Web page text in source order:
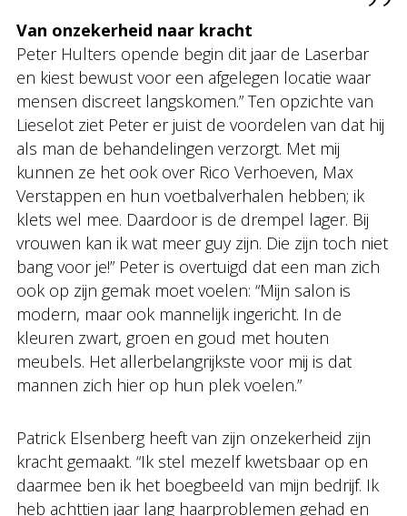
Van onzekerheid naar kracht
Peter Hulters opende begin dit jaar de Laserbar
en kiest bewust voor een afgelegen locatie waar
mensen discreet langskomen.” Ten opzichte van
Lieselot ziet Peter er juist de voordelen van dat hij
als man de behandelingen verzorgt. Met mij
kunnen ze het ook over Rico Verhoeven, Max
Verstappen en hun voetbalverhalen hebben; ik
klets wel mee. Daardoor is de drempel lager. Bij
vrouwen kan ik wat meer guy zijn. Die zijn toch niet
bang voor je!” Peter is overtuigd dat een man zich
ook op zijn gemak moet voelen: “Mijn salon is
modern, maar ook mannelijk ingericht. In de
kleuren zwart, groen en goud met houten
meubels. Het allerbelangrijkste voor mij is dat
mannen zich hier op hun plek voelen.”
Patrick Elsenberg heeft van zijn onzekerheid zijn
kracht gemaakt. “Ik stel mezelf kwetsbaar op en
daarmee ben ik het boegbeeld van mijn bedrijf. Ik
heb achttien jaar lang haarproblemen gehad en